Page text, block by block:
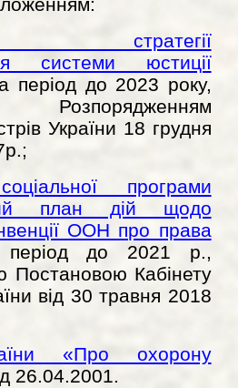
стратегії
системи юстиції
період до 2023 року,
Розпорядженням
України 18 грудня
програми
план дій щодо
ООН про права
до 2021 р.,
Постановою Кабінету
від 30 травня 2018
«Про охорону
26.04.2001.